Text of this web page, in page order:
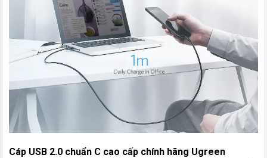
Cáp USB 2.0 chuẩn C cao cấp chính hãng Ugreen